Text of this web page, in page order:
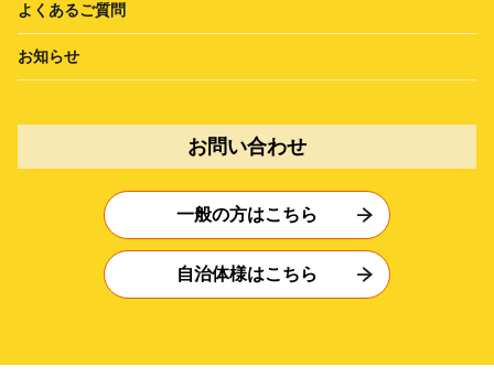
よくあるご質問
お知らせ
お問い合わせ
一般の方はこちら
自治体様はこちら